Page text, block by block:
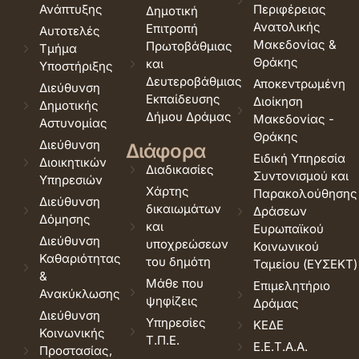
Ανάπτυξης
Αυτοτελές
Τμήμα
Υποστήριξης
Διεύθυνση
Δημοτικής
Αστυνομίας
Διεύθυνση
Διοικητικών
Υπηρεσιών
Διεύθυνση
Δόμησης
Διεύθυνση
Καθαριότητας
&
Ανακύκλωσης
Διεύθυνση
Κοινωνικής
Προστασίας,
Δημοτική
Επιτροπή
Πρωτοβάθμιας
και
Δευτεροβάθμιας
Εκπαίδευσης
Δήμου Δράμας
Διάφορα
Διαδικασίες
Χάρτης
δικαιωμάτων
και
υποχρεώσεων
του δημότη
Μάθε που
ψηφίζεις
Υπηρεσίες
Τ.Π.Ε.
Περιφέρειας
Ανατολικής
Μακεδονίας &
Θράκης
Αποκεντρωμένη
Διοίκηση
Μακεδονίας -
Θράκης
Ειδική Υπηρεσία
Συντονισμού και
Παρακολούθησης
Δράσεων
Ευρωπαϊκού
Κοινωνικού
Ταμείου (ΕΥΣΕΚΤ)
Επιμελητήριο
Δράμας
ΚΕΔΕ
Ε.Ε.Τ.Α.Α.